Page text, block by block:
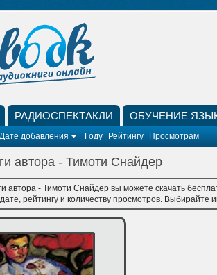
РАДИОСПЕКТАКЛИ ОБУЧЕНИЕ
Дате добавления Году Рейтингу Просмотрам
автора - Тимоти Снайдер
автора - Тимоти Снайдер вы можете скачать
рейтингу и количеству просмотров. Выбирайте